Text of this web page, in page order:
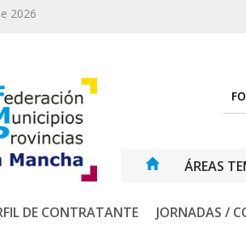
2026
ÁREAS
DE CONTRATANTE JORNADAS /